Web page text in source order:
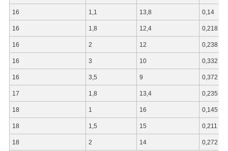
16 1,1 13,8 0,14
16 1,8 12,4 0,218
16 2 12 0,238
16 3 10 0,332
16 3,5 9 0,372
17 1,8 13,4 0,235
18 1 16 0,145
18 1,5 15 0,211
18 2 14 0,272